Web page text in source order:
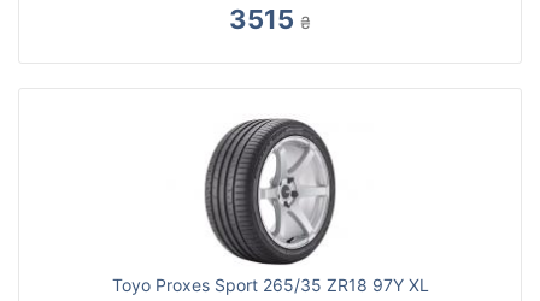
3515 ₴
Toyo Proxes Sport 265/35 ZR18 97Y XL